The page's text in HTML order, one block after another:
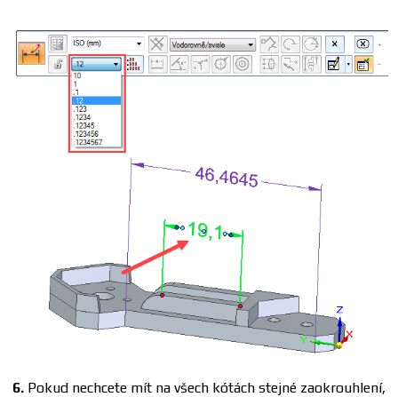
6. Pokud nechcete mít na všech kótách stejné zaokrouhlení,